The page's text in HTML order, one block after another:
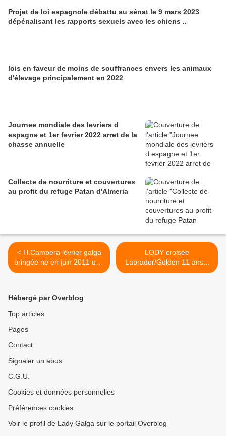
Projet de loi espagnole débattu au sénat le 9 mars 2023
dépénalisant les rapports sexuels avec les chiens ..
lois en faveur de moins de souffrances envers les animaux
d'élevage principalement en 2022
Journee mondiale des levriers d
espagne et 1er fevrier 2022 arret de la
chasse annuelle
Collecte de nourriture et couvertures
au profit du refuge Patan d'Almeria
< H.Campera lévrier galga
bringée ne en juin 2011 une
vie de misère à adopter
LODY croisée
Labrador/Golden 11 ans à
adopter gracieusement
Hébergé par Overblog
Top articles
Pages
Contact
Signaler un abus
C.G.U.
Cookies et données personnelles
Préférences cookies
Voir le profil de Lady Galga sur le portail Overblog